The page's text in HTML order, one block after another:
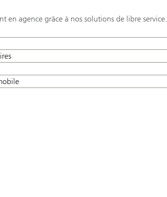
en agence grâce à nos solutions de libre service.